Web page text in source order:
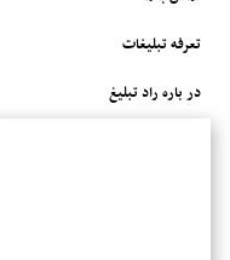
تعرفه تبلیغات
در باره راد تبلیغ